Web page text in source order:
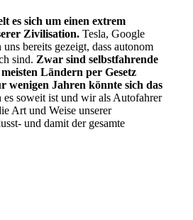
es sich um einen extrem
Zivilisation. Tesla, Google
bereits gezeigt, dass autonom
sind. Zwar sind selbstfahrende
Ländern per Gesetz
wenigen Jahren könnte sich das
es soweit ist und wir als Autofahrer
Art und Weise unserer
und damit der gesamte